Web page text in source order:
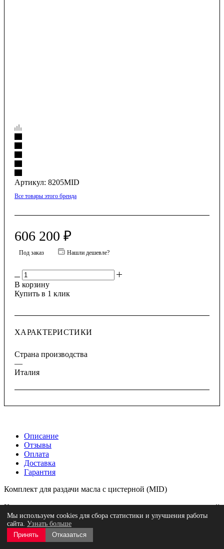
Артикул: 8205MID
Все товары этого бренда
606 200 ₽
Под заказ Нашли дешевле?
В корзину
Купить в 1 клик
ХАРАКТЕРИСТИКИ
Страна производства
—
Италия
Описание
Отзывы
Оплата
Доставка
Гарантия
Комплект для раздачи масла с цистерной (MID)
Комплект для раздачи масла с электронасосом, установленный
на стальную цистерну с двойной стенкой (арт. 8217/1000).
Оснащен расходомером с сертификацией MID MI-005 и
системой вывода воздуха с сертификацией OIML R 117-1.
Мы используем cookies для сбора статистики и улучшения работы
сайта. Узнать больше
Принять
Отказаться